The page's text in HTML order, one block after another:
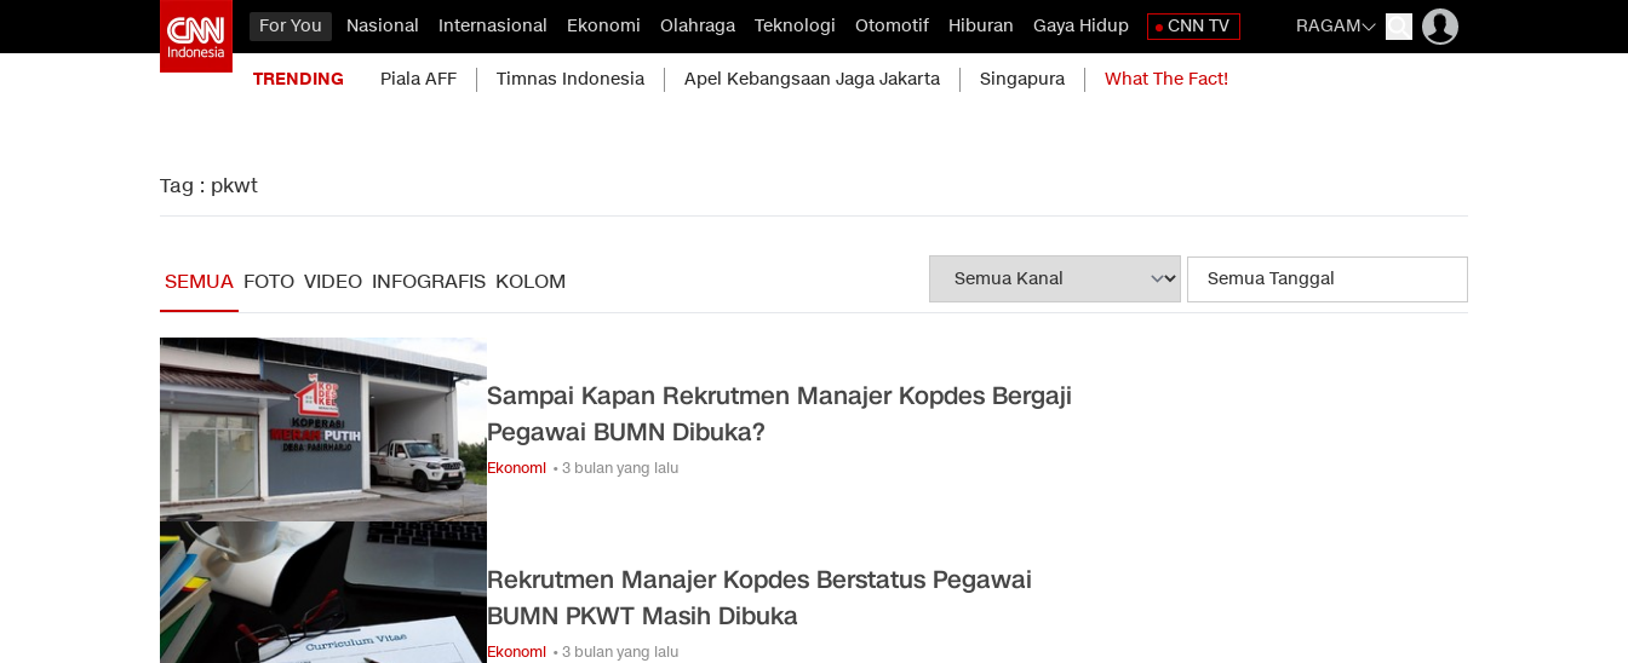
For You Nasional Internasional Ekonomi Olahraga Teknologi Otomotif Hiburan Gaya Hidup CNN TV RAGAM
TRENDING Piala AFF Timnas Indonesia Apel Kebangsaan Jaga Jakarta Singapura What The Fact!
Tag : pkwt
SEMUA FOTO VIDEO INFOGRAFIS KOLOM
Sampai Kapan Rekrutmen Manajer Kopdes Bergaji
Pegawai BUMN Dibuka?
Ekonomi • 3 bulan yang lalu
Rekrutmen Manajer Kopdes Berstatus Pegawai
BUMN PKWT Masih Dibuka
Ekonomi • 3 bulan yang lalu